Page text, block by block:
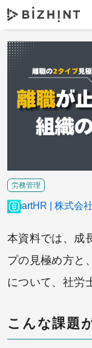
本資料では、成
プの見極め方と
について、社労
こんな課題
労務管理
SmartHR 株式会